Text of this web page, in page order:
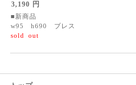
3,190 円
■新商品
w95 h690 ブレス
sold out